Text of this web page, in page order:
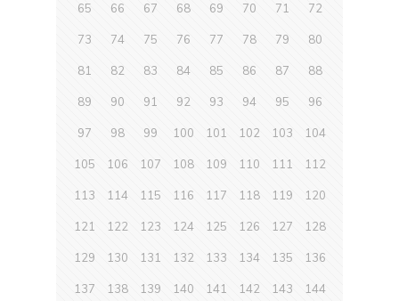
65 66 67 68 69 70 71 72
73 74 75 76 77 78 79 80
81 82 83 84 85 86 87 88
89 90 91 92 93 94 95 96
97 98 99 100 101 102 103 104
105 106 107 108 109 110 111 112
113 114 115 116 117 118 119 120
121 122 123 124 125 126 127 128
129 130 131 132 133 134 135 136
137 138 139 140 141 142 143 144